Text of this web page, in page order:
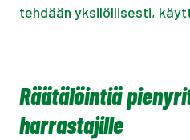
tehdään yksilöllisesti,
Räätälöintiä
harrastajille